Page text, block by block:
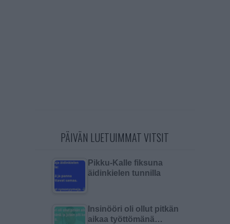
PÄIVÄN LUETUIMMAT VITSIT
Pikku-Kalle fiksuna
äidinkielen tunnilla
Insinööri oli ollut pitkän
aikaa työttömänä…